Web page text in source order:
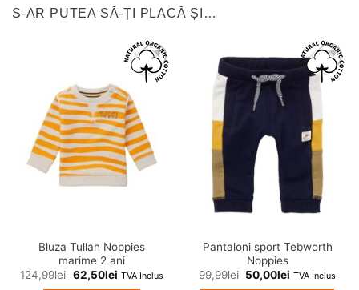
S-AR PUTEA SĂ-ȚI PLACĂ ȘI…
❤
Adauga
wishlist!
Bluza Tullah Noppies
marime 2 ani
124,99lei 62,50lei TVA Inclus
❤
Adauga
wishlist!
Pantaloni sport Tebworth
Noppies
99,99lei 50,00lei TVA Inclus